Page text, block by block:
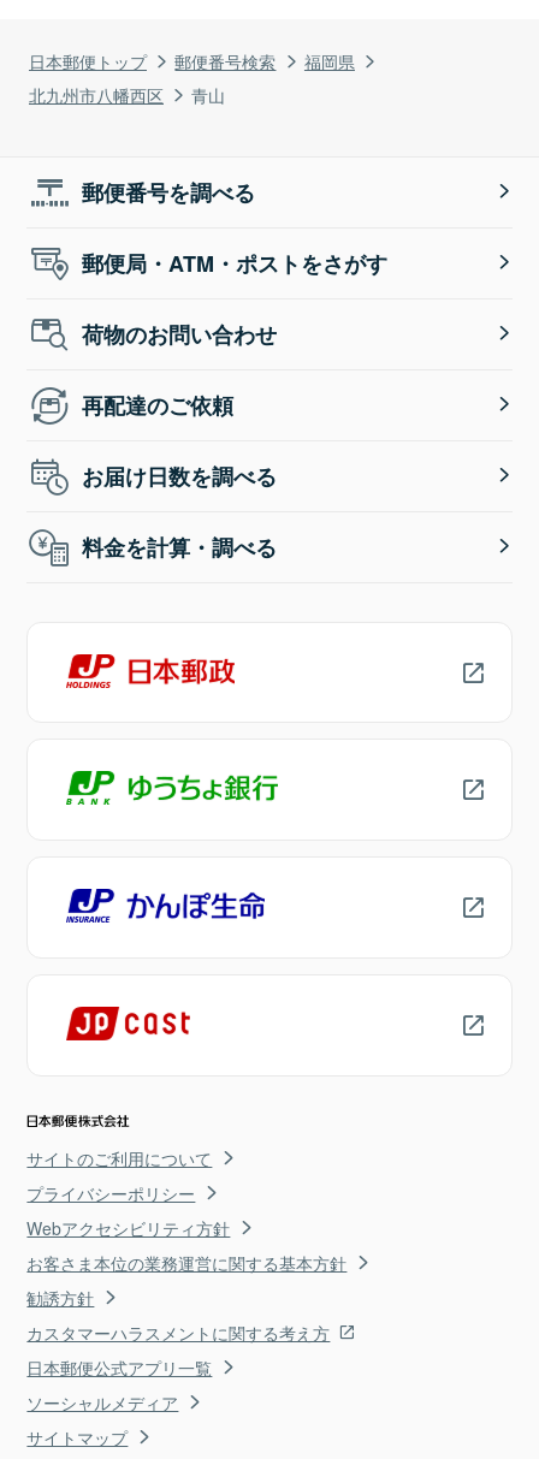
日本郵便トップ 郵便番号検索
福岡県
北九州市八幡西区
青山
郵便番号を調べる
郵便局・ATM・ポストをさがす
荷物のお問い合わせ
再配達のご依頼
お届け日数を調べる
料金を計算・調べる
サイトのご利用について
プライバシーポリシー
Webアクセシビリティ方針
お客さま本位の業務運営に関する基本方針
勧誘方針
カスタマーハラスメントに関する考え方
日本郵便公式アプリ一覧
ソーシャルメディア
サイトマップ